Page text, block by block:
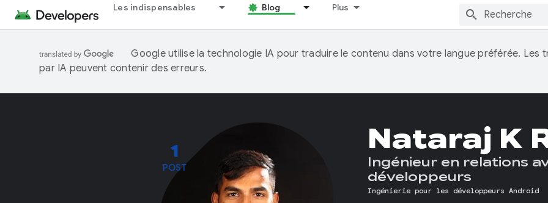
Les indispensables Blog Plus
Google utilise la technologie IA pour traduire le contenu dans votre langue préférée. Les
par IA peuvent contenir des erreurs.
1
POST
Nataraj K
Ingénieur en relations
développeurs
Ingénierie pour les développeurs Android